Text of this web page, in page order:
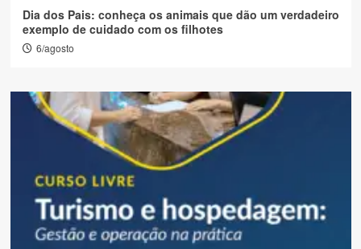
Dia dos Pais: conheça os animais que dão um verdadeiro
exemplo de cuidado com os filhotes
6/agosto